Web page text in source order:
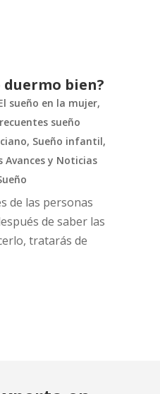
duermo bien?
sueño en la mujer,
sueño
, Sueño infantil,
Avances y Noticias
de las personas
de saber las
tratarás de